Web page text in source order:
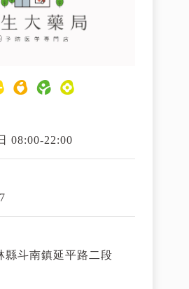
08:00-22:00
縣斗南鎮延平路二段